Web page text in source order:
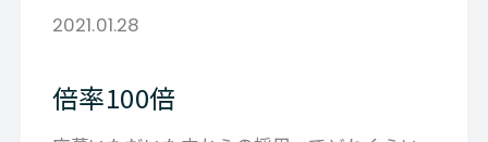
2021.01.28
倍率100倍